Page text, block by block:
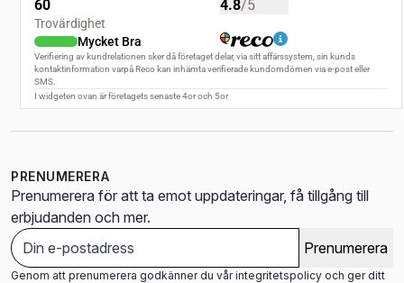
PRENUMERERA
Prenumerera för att ta emot uppdateringar, få tillgång till
erbjudanden och mer.
Prenumerera
Genom att prenumerera godkänner du vår integritetspolicy och ger ditt